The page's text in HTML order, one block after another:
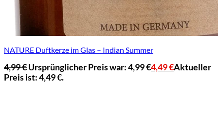
NATURE Duftkerze im Glas – Indian Summer
4,99€Ursprünglicher Preis war: 4,99 €4,49€Aktueller
Preis ist: 4,49 €.